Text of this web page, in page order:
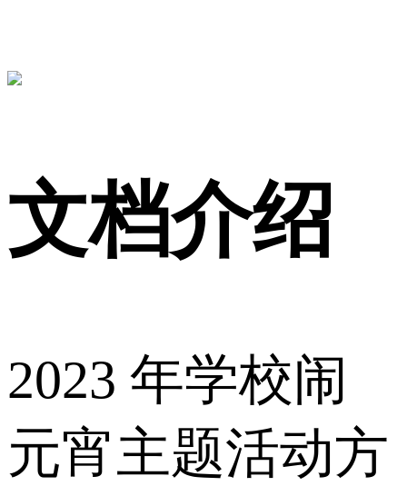
文档介绍
2023 年学校闹
元宵主题活动方